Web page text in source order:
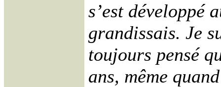
s’est développé
grandissais. Je
toujours pensé
ans, même